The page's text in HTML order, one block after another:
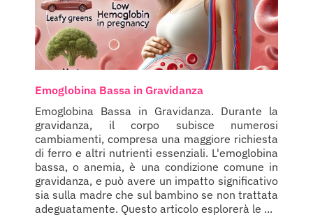
Emoglobina Bassa in Gravidanza
Emoglobina Bassa in Gravidanza. Durante la
gravidanza, il corpo subisce numerosi
cambiamenti, compresa una maggiore richiesta
di ferro e altri nutrienti essenziali. L'emoglobina
bassa, o anemia, è una condizione comune in
gravidanza, e può avere un impatto significativo
sia sulla madre che sul bambino se non trattata
adeguatamente. Questo articolo esplorerà le ...